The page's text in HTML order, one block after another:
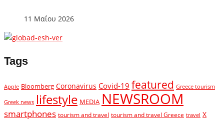
11 Μαΐου 2026
Tags
Apple Bloomberg Coronavirus Covid-19 featured Greece tourism
Greek news lifestyle MEDIA NEWSROOM
smartphones tourism and travel tourism and travel Greece travel X